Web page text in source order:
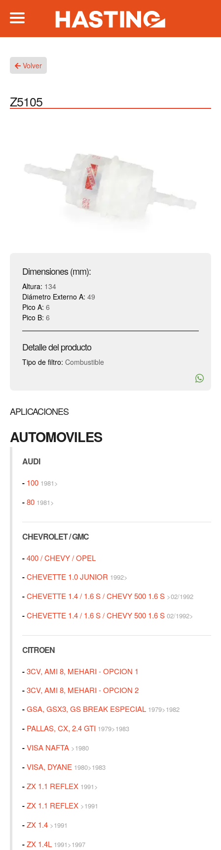
Volver
Z5105
Dimensiones (mm):
Altura: 134
Diámetro Externo A: 49
Pico A: 6
Pico B: 6
Detalle del producto
Tipo de filtro: Combustible
APLICACIONES
AUTOMOVILES
AUDI
- 100 1981>
-80 1981>
CHEVROLET / GMC
-400 / CHEVY / OPEL
-CHEVETTE 1.0 JUNIOR 1992>
-CHEVETTE 1.4 / 1.6 S / CHEVY 500 1.6 S >02/1992
-CHEVETTE 1.4 / 1.6 S / CHEVY 500 1.6 S 02/1992>
CITROEN
-3CV, AMI 8, MEHARI - OPCION 1
-3CV, AMI 8, MEHARI - OPCION 2
-GSA, GSX3, GS BREAK ESPECIAL 1979>1982
- PALLAS, CX, 2.4 GTI 1979>1983
-VISA NAFTA >1980
-VISA, DYANE 1980>1983
-ZX 1.1 REFLEX 1991>
-ZX 1.1 REFLEX >1991
-ZX 1.4 >1991
-ZX 1.4L 1991>1997